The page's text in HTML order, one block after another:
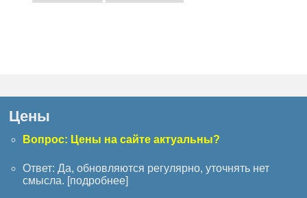
Цены
Вопрос: Цены на сайте актуальны?
Ответ: Да, обновляются регулярно, уточнять нет
смысла. [подробнее]